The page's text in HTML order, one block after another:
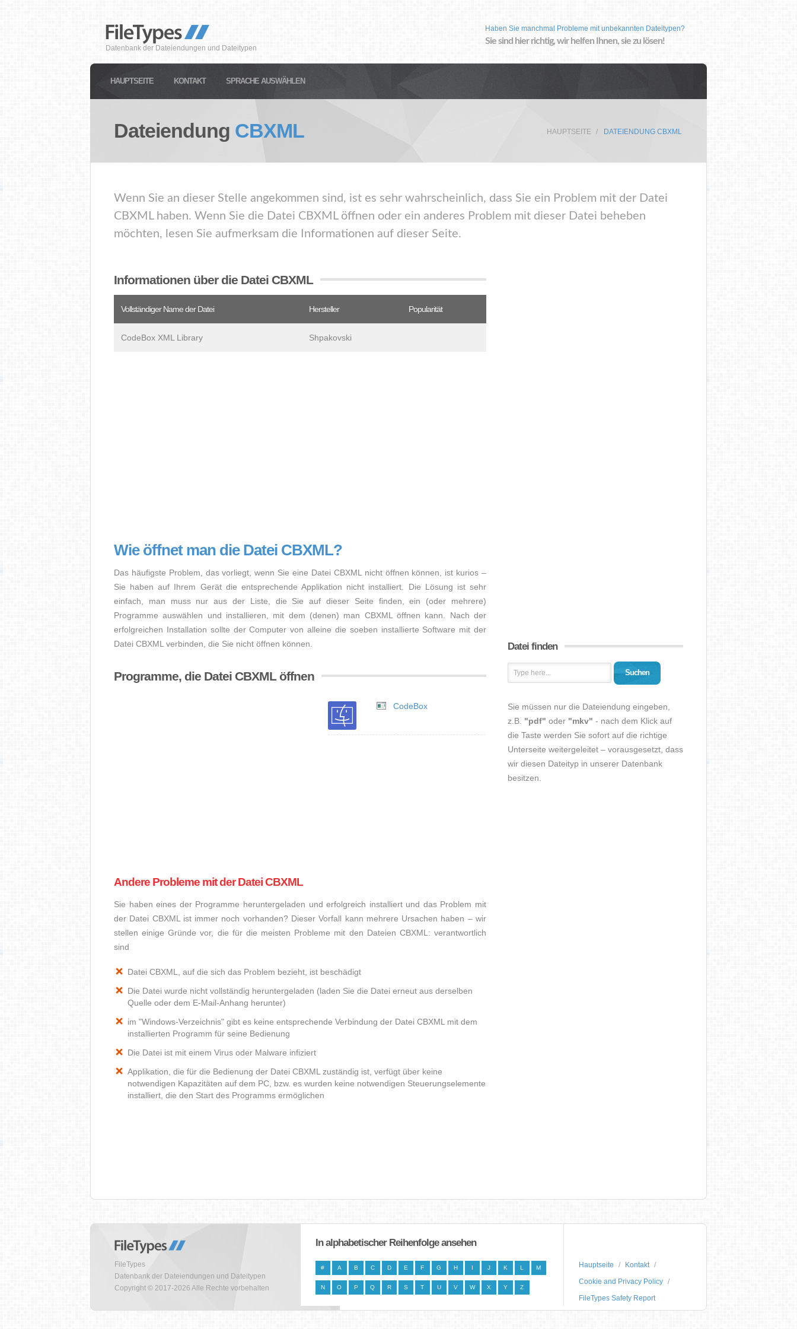
Datenbank der Dateiendungen und Dateitypen
Haben Sie manchmal Probleme mit unbekannten Dateitypen?
Sie sind hier richtig, wir helfen Ihnen, sie zu lösen!
HAUPTSEITE KONTAKT SPRACHE AUSWÄHLEN
Dateiendung CBXML HAUPTSEITE DATEIENDUNG CBXML
Wenn Sie an dieser Stelle angekommen sind, ist es sehr wahrscheinlich, dass Sie ein Problem mit der Datei
CBXML haben. Wenn Sie die Datei CBXML öffnen oder ein anderes Problem mit dieser Datei beheben
möchten, lesen Sie aufmerksam die Informationen auf dieser Seite.
Informationen über die Datei CBXML
Vollständiger Name der Datei Hersteller Popularität
CodeBox XML Library Shpakovski
Wie öffnet man die Datei CBXML?
Das häufigste Problem, das vorliegt, wenn Sie eine Datei CBXML nicht öffnen können, ist kurios –
Sie haben auf Ihrem Gerät die entsprechende Applikation nicht installiert. Die Lösung ist sehr
einfach, man muss nur aus der Liste, die Sie auf dieser Seite finden, ein (oder mehrere)
Programme auswählen und installieren, mit dem (denen) man CBXML öffnen kann. Nach der
erfolgreichen Installation sollte der Computer von alleine die soeben installierte Software mit der
Datei CBXML verbinden, die Sie nicht öffnen können.
Programme, die Datei CBXML öffnen
CodeBox
Andere Probleme mit der Datei CBXML
Sie haben eines der Programme heruntergeladen und erfolgreich installiert und das Problem mit
der Datei CBXML ist immer noch vorhanden? Dieser Vorfall kann mehrere Ursachen haben – wir
stellen einige Gründe vor, die für die meisten Probleme mit den Dateien CBXML: verantwortlich
sind
Datei CBXML, auf die sich das Problem bezieht, ist beschädigt
Die Datei wurde nicht vollständig heruntergeladen (laden Sie die Datei erneut aus derselben
Quelle oder dem E-Mail-Anhang herunter)
im "Windows-Verzeichnis" gibt es keine entsprechende Verbindung der Datei CBXML mit dem
installierten Programm für seine Bedienung
Die Datei ist mit einem Virus oder Malware infiziert
Applikation, die für die Bedienung der Datei CBXML zuständig ist, verfügt über keine
notwendigen Kapazitäten auf dem PC, bzw. es wurden keine notwendigen Steuerungselemente
installiert, die den Start des Programms ermöglichen
Datei finden
Suchen
Sie müssen nur die Dateiendung eingeben,
z.B. "pdf" oder "mkv" - nach dem Klick auf
die Taste werden Sie sofort auf die richtige
Unterseite weitergeleitet – vorausgesetzt, dass
wir diesen Dateityp in unserer Datenbank
besitzen.
FileTypes
Datenbank der Dateiendungen und Dateitypen
Copyright © 2017-2026 Alle Rechte vorbehalten
In alphabetischer Reihenfolge ansehen
# A B C D E F G H I J K L M
N O P Q R S T U V W X Y Z
Hauptseite
Kontakt
Cookie and Privacy Policy
FileTypes Safety Report